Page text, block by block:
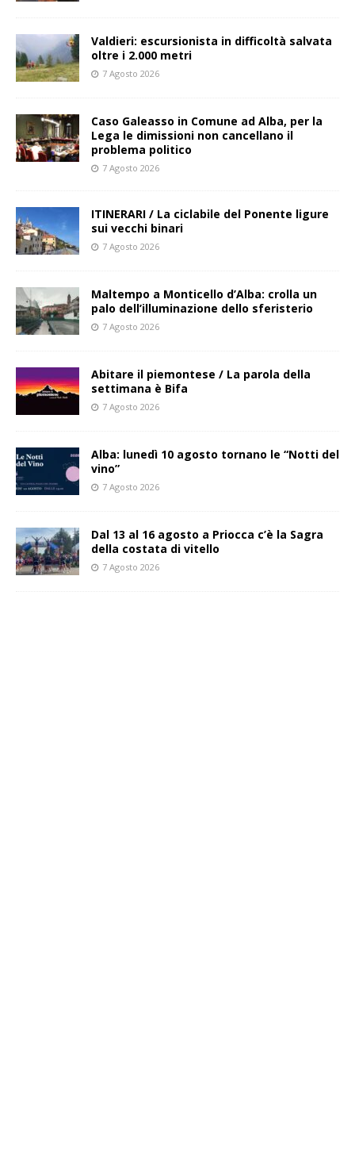
Valdieri: escursionista in difficoltà salvata
oltre i 2.000 metri
7 Agosto 2026
Caso Galeasso in Comune ad Alba, per la
Lega le dimissioni non cancellano il
problema politico
7 Agosto 2026
ITINERARI / La ciclabile del Ponente ligure
sui vecchi binari
7 Agosto 2026
Maltempo a Monticello d’Alba: crolla un
palo dell’illuminazione dello sferisterio
7 Agosto 2026
Abitare il piemontese / La parola della
settimana è Bifa
7 Agosto 2026
Alba: lunedì 10 agosto tornano le “Notti del
vino”
7 Agosto 2026
Dal 13 al 16 agosto a Priocca c’è la Sagra
della costata di vitello
7 Agosto 2026